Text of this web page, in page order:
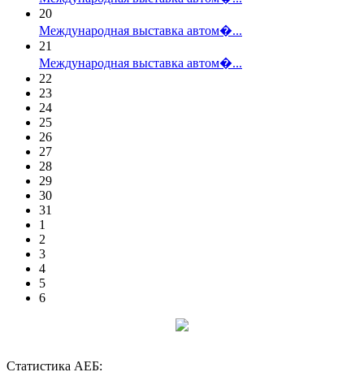
20
Международная выставка автом�...
21
Международная выставка автом�...
22
23
24
25
26
27
28
29
30
31
1
2
3
4
5
6
Статистика АЕБ: